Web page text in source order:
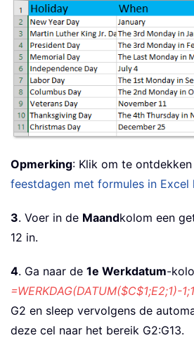
Opmerking: Klik om te ontdekken
feestdagen met formules in Excel
3. Voer in de Maandkolom een
12 in.
4. Ga naar de 1e Werkdatum-
=WERKDAG(DATUM($C$1;E2;1)-
G2 en sleep vervolgens de
deze cel naar het bereik G2:G13.